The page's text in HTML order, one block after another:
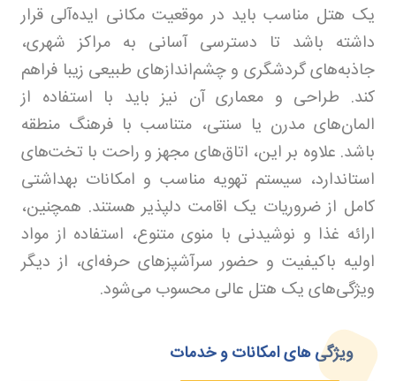
یک هتل مناسب باید در موقعیت مکانی ایده‌آلی قرار
داشته باشد تا دسترسی آسانی به مراکز شهری،
جاذبه‌های گردشگری و چشم‌اندازهای طبیعی زیبا فراهم
کند. طراحی و معماری آن نیز باید با استفاده از
المان‌های مدرن یا سنتی، متناسب با فرهنگ منطقه
باشد. علاوه بر این، اتاق‌های مجهز و راحت با تخت‌های
استاندارد، سیستم تهویه مناسب و امکانات بهداشتی
کامل از ضروریات یک اقامت دلپذیر هستند. همچنین،
ارائه غذا و نوشیدنی با منوی متنوع، استفاده از مواد
اولیه باکیفیت و حضور سرآشپزهای حرفه‌ای، از دیگر
ویژگی‌های یک هتل عالی محسوب می‌شود.
ویژگی های امکانات و خدمات